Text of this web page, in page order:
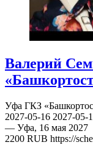
Валерий
Уфа ГКЗ
2027-05-16 2027-05-
— Уфа, 16 мая 2027
2200 RUB https://